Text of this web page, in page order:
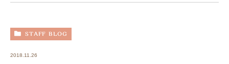
STAFF BLOG
2018.11.26